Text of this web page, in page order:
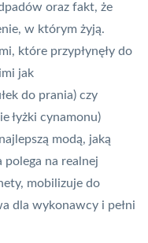
oraz fakt, że
w którym żyją.
które przypłynęły do
jak
do prania) czy
łyżki cynamonu)
modą, jaką
polega na realnej
mobilizuje do
dla wykonawcy i pełni